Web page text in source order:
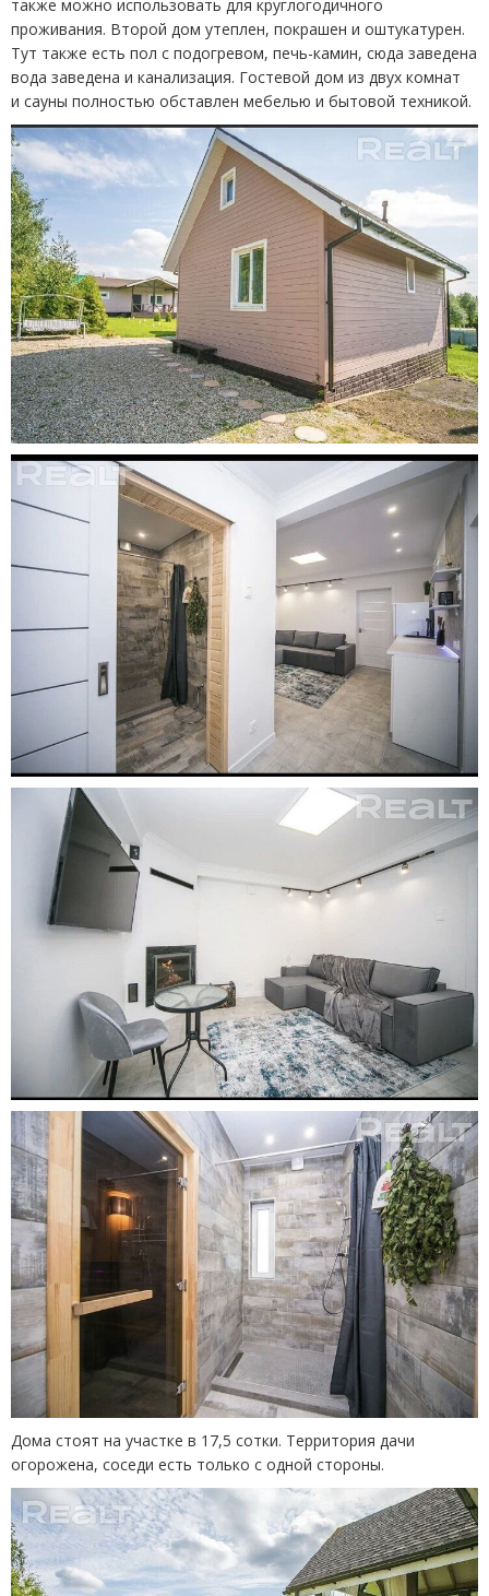
также можно использовать для круглогодичного
проживания. Второй дом утеплен, покрашен и оштукатурен.
Тут также есть пол с подогревом, печь-камин, сюда заведена
вода заведена и канализация. Гостевой дом из двух комнат
и сауны полностью обставлен мебелью и бытовой техникой.
Дома стоят на участке в 17,5 сотки. Территория дачи
огорожена, соседи есть только с одной стороны.